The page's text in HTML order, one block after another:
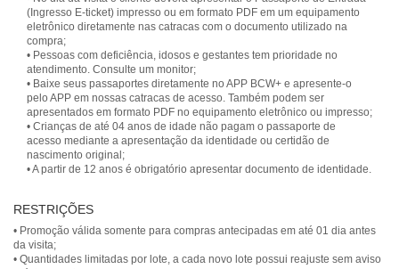
(Ingresso E-ticket) impresso ou em formato PDF em um equipamento
eletrônico diretamente nas catracas com o documento utilizado na
compra;
• Pessoas com deficiência, idosos e gestantes tem prioridade no
atendimento. Consulte um monitor;
• Baixe seus passaportes diretamente no APP BCW+ e apresente-o
pelo APP em nossas catracas de acesso. Também podem ser
apresentados em formato PDF no equipamento eletrônico ou impresso;
• Crianças de até 04 anos de idade não pagam o passaporte de
acesso mediante a apresentação da identidade ou certidão de
nascimento original;
RESTRIÇÕES
• Promoção válida somente para compras antecipadas em até 01 dia antes
da visita;
• Quantidades limitadas por lote, a cada novo lote possui reajuste sem aviso